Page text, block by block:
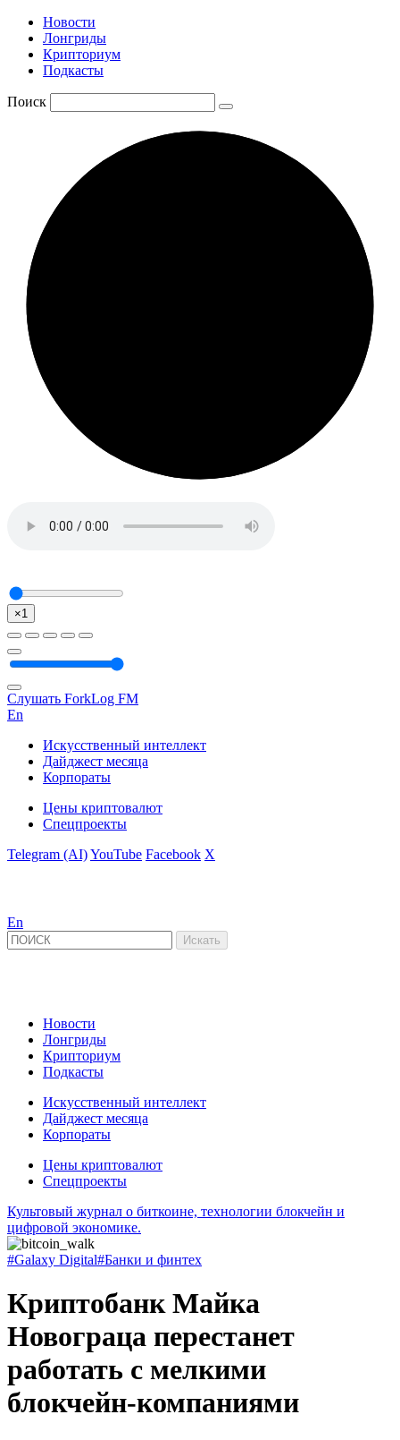
Новости
Лонгриды
Крипториум
Подкасты
Поиск
×1
Слушать ForkLog FM
En
Искусственный интеллект
Дайджест месяца
Корпораты
Цены криптовалют
Спецпроекты
Telegram (AI)YouTube Facebook X
En
Новости
Лонгриды
Крипториум
Подкасты
Искусственный интеллект
Дайджест месяца
Корпораты
Цены криптовалют
Спецпроекты
Культовый журнал о биткоине, технологии блокчейн и
цифровой экономике.
#Galaxy Digital#Банки и финтех
Криптобанк Майка
Новограца перестанет
работать с мелкими
блокчейн-компаниями